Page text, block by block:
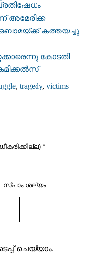
അമേരിക്ക
കത്തയച്ചു
കോടതി
, tragedy, victims
*
സ്പാം ശല്യം
ചെയ്യാം.